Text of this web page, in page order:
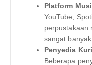
Platform
YouTube,
perpustakaan
sangat banyak.
Penyedia
Beberapa